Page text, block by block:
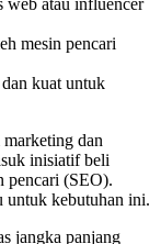
web atau influencer
mesin pencari
kuat untuk
dan
inisiatif beli
pencari (SEO).
untuk kebutuhan ini.
jangka panjang